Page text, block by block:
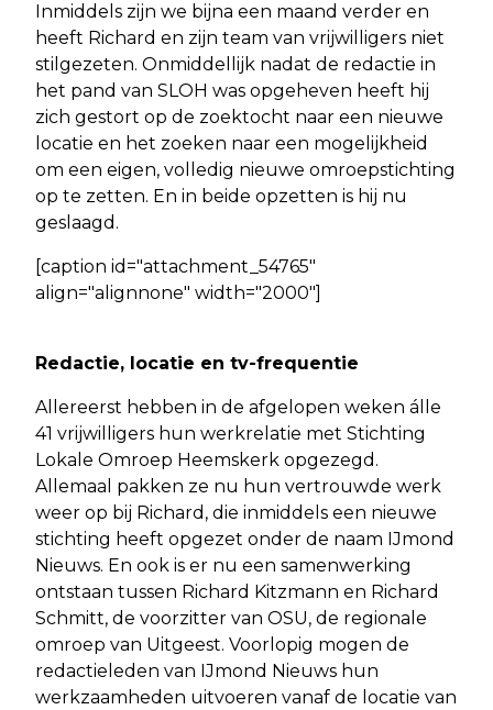
Inmiddels zijn we bijna een maand verder en
heeft Richard en zijn team van vrijwilligers niet
stilgezeten. Onmiddellijk nadat de redactie in
het pand van SLOH was opgeheven heeft hij
zich gestort op de zoektocht naar een nieuwe
locatie en het zoeken naar een mogelijkheid
om een eigen, volledig nieuwe omroepstichting
op te zetten. En in beide opzetten is hij nu
geslaagd.
[caption id="attachment_54765"
align="alignnone" width="2000"]
Redactie, locatie en tv-frequentie
Allereerst hebben in de afgelopen weken álle
41 vrijwilligers hun werkrelatie met Stichting
Lokale Omroep Heemskerk opgezegd.
Allemaal pakken ze nu hun vertrouwde werk
weer op bij Richard, die inmiddels een nieuwe
stichting heeft opgezet onder de naam IJmond
Nieuws. En ook is er nu een samenwerking
ontstaan tussen Richard Kitzmann en Richard
Schmitt, de voorzitter van OSU, de regionale
omroep van Uitgeest. Voorlopig mogen de
redactieleden van IJmond Nieuws hun
werkzaamheden uitvoeren vanaf de locatie van